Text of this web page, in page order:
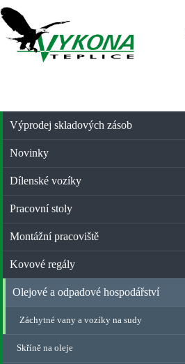
Skip
to
content
Výprodej skladových zásob
Novinky
Dílenské vozíky
Pracovní stoly
Montážní pracoviště
Kovové regály
Olejové a odpadové hospodářství
Záchytné vany a vozíky na sudy
Skříně na oleje